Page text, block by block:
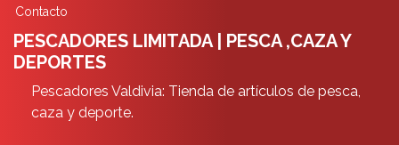
Contacto
PESCADORES LIMITADA | PESCA ,CAZA Y
DEPORTES
Pescadores Valdivia: Tienda de artículos de pesca,
caza y deporte.